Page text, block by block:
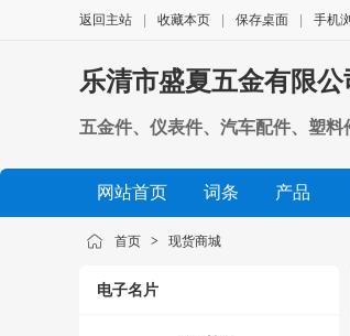
返回主站 收藏本页 保存桌面 手机
乐清市盛夏五金有限公
五金件、仪表件、汽车配件、塑
网站首页
词条 产品
公司相册 品牌展示
首页 > 现货商城
电子名片